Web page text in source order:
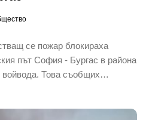
се пожар блокираха
път София - Бургас в района
войвода. Това съобщих…